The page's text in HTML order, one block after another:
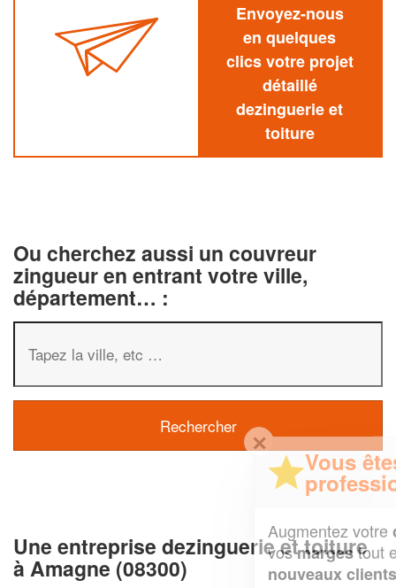
Envoyez-nous
en quelques
clics votre projet
détaillé
dezinguerie et
toiture
Ou cherchez aussi un couvreur
zingueur en entrant votre ville,
département… :
Une entreprise dezinguerie et toiture
à Amagne (08300)
✕
Vous êtes un
professionnel ?
chiffre d'affaireset
vosmargestout en gagnant de
nouveaux clients